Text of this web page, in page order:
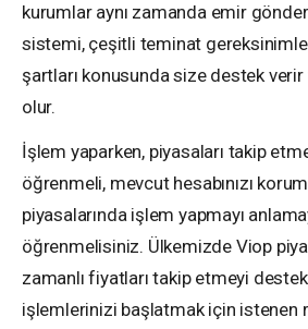
kurumlar aynı zamanda emir
sistemi, çeşitli teminat
şartları konusunda size destek
olur.
İşlem yaparken, piyasaları takip
öğrenmeli, mevcut hesabınızı
piyasalarında işlem yapmayı
öğrenmelisiniz. Ülkemizde Viop
zamanlı fiyatları takip etmeyi
işlemlerinizi başlatmak için istenen